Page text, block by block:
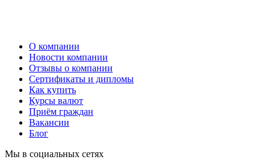
О компании
Новости компании
Отзывы о компании
Сертификаты и дипломы
Как купить
Курсы валют
Приём граждан
Вакансии
Блог
Мы в социальных сетях